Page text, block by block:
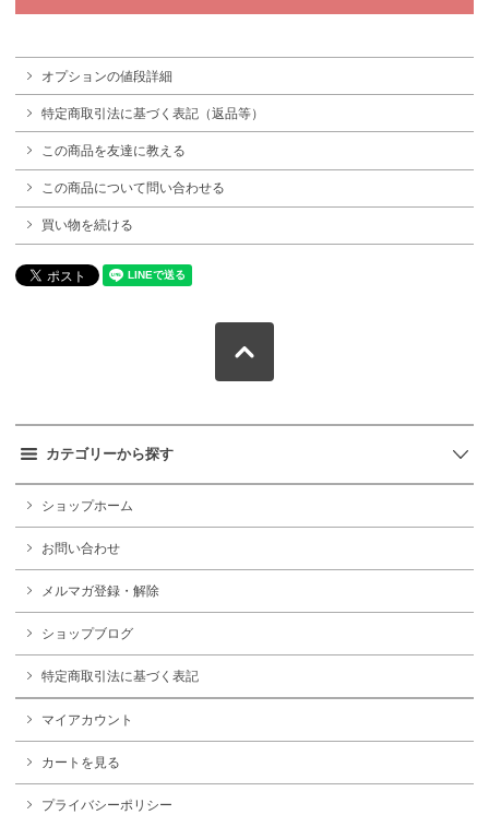
オプションの値段詳細
特定商取引法に基づく表記（返品等）
この商品を友達に教える
この商品について問い合わせる
買い物を続ける
カテゴリーから探す
ショップホーム
お問い合わせ
メルマガ登録・解除
ショップブログ
特定商取引法に基づく表記
マイアカウント
カートを見る
プライバシーポリシー